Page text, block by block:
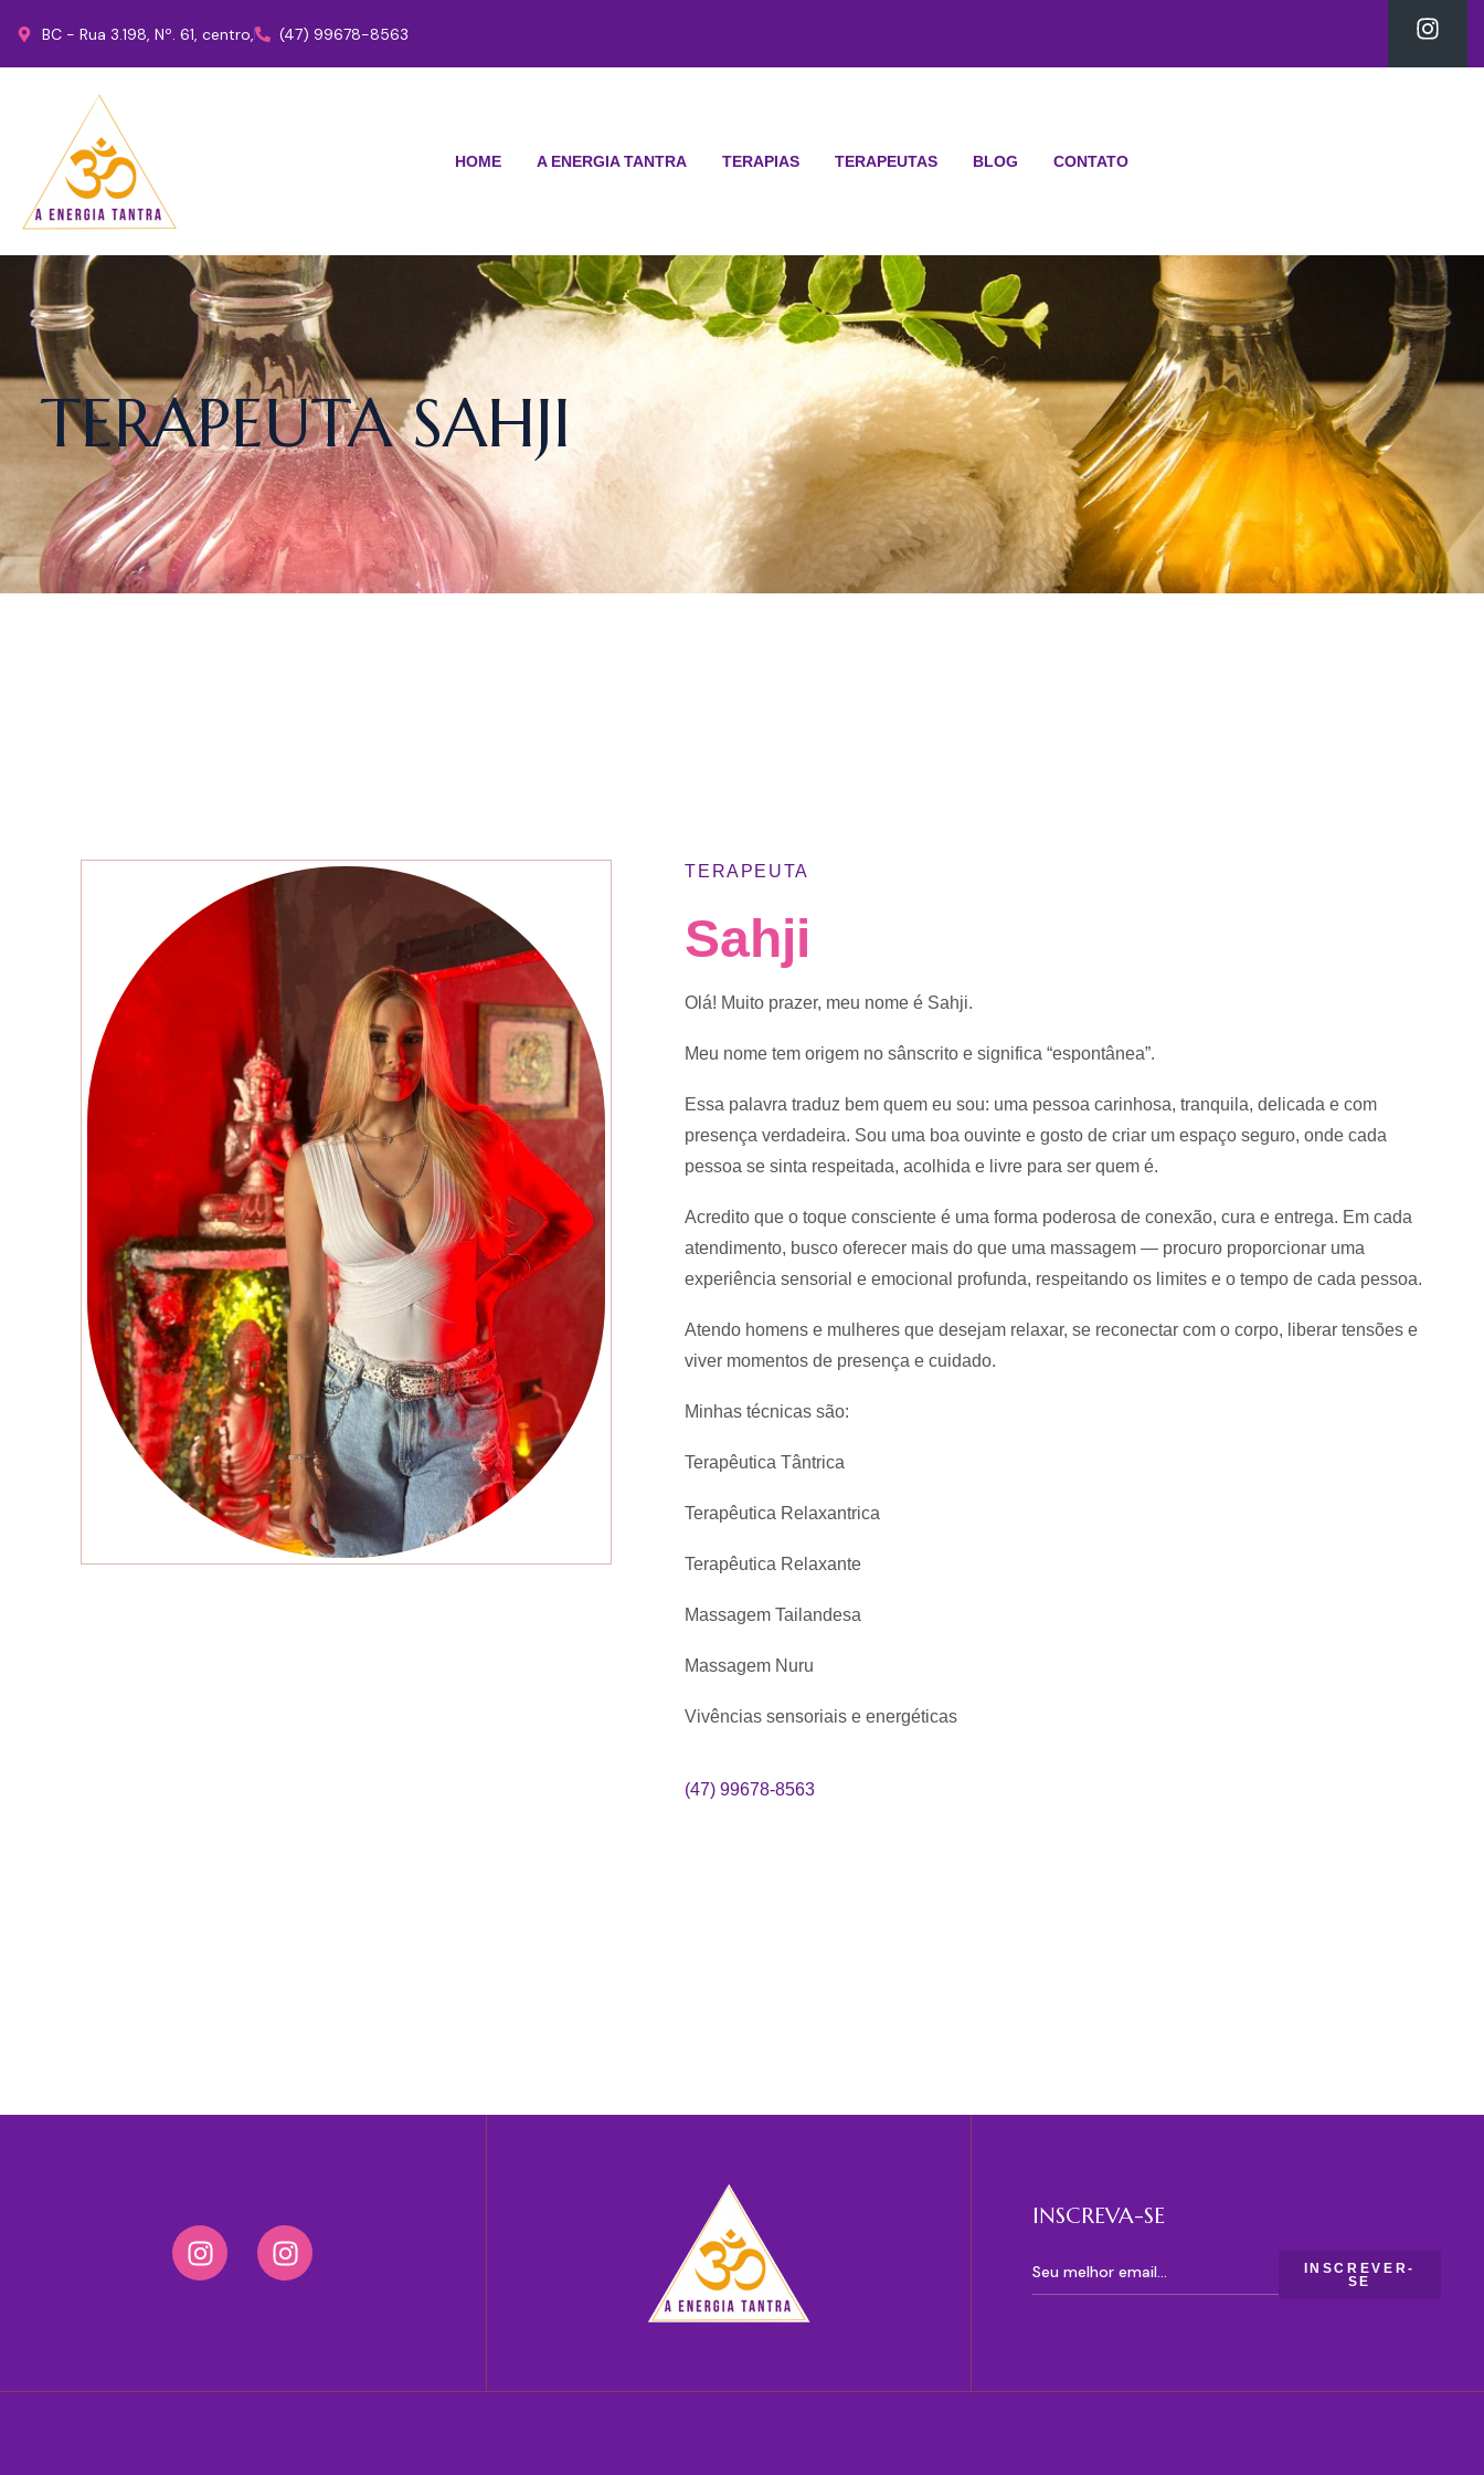
BC - Rua 3.198, Nº. 61, centro, (47) 99678-8563
HOME A ENERGIA TANTRA TERAPIAS TERAPEUTAS BLOG CONTATO
TERAPEUTA SAHJI
TERAPEUTA
Sahji
Olá! Muito prazer, meu nome é Sahji.
Meu nome tem origem no sânscrito e significa “espontânea”.
Essa palavra traduz bem quem eu sou: uma pessoa carinhosa, tranquila, delicada e com
presença verdadeira. Sou uma boa ouvinte e gosto de criar um espaço seguro, onde cada
pessoa se sinta respeitada, acolhida e livre para ser quem é.
Acredito que o toque consciente é uma forma poderosa de conexão, cura e entrega. Em cada
atendimento, busco oferecer mais do que uma massagem — procuro proporcionar uma
experiência sensorial e emocional profunda, respeitando os limites e o tempo de cada pessoa.
Atendo homens e mulheres que desejam relaxar, se reconectar com o corpo, liberar tensões e
viver momentos de presença e cuidado.
Minhas técnicas são:
Terapêutica Tântrica
Terapêutica Relaxantrica
Terapêutica Relaxante
Massagem Tailandesa
Massagem Nuru
Vivências sensoriais e energéticas
(47) 99678-8563
INSCREVA-SE
INSCREVER-
SE